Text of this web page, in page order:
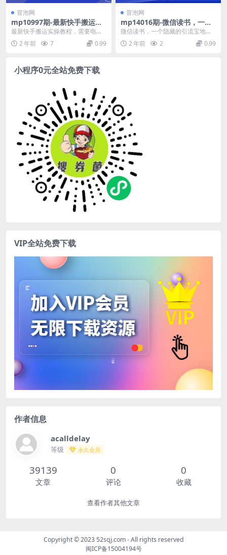
冒泡网
mp10997期-最新快手搬运实
操教程，需要电脑配合安卓手
最新快手搬运实操教程，需要电脑
配合安卓手机操作 操作过程跟上次
分享的快手手机MT...
2 年前 7 0.99
冒泡网
mp14016期-微信读书，一个
隐藏的引流宝地，不为人知的
小众打法，日引流300+精准创
业粉，长尾流量源源不断
微信读书，一个隐藏的引流宝地，
不为人知的小众打法，日引流300
+精准创业粉，长尾...
2 年前 2 0.99
小程序0元全站免费下载
VIP全站免费下载
作者信息
acalldelay
等级 永久会员
39139
文章
0
评论
0
收藏
查看作者其他文章
Copyright © 2023 52sqj.com- All rights reserved
闽ICP备15004194号